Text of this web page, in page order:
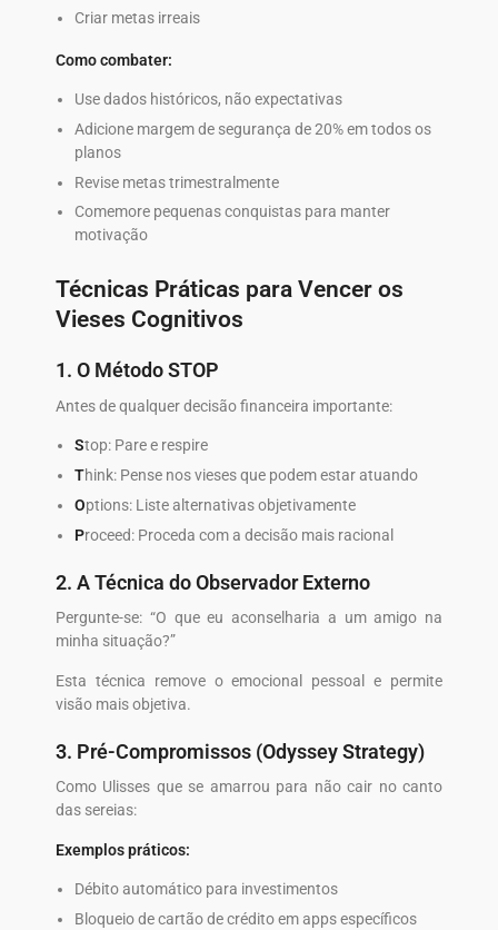
Criar metas irreais
Como combater:
Use dados históricos, não expectativas
Adicione margem de segurança de 20% em todos os
planos
Revise metas trimestralmente
Comemore pequenas conquistas para manter
motivação
Técnicas Práticas para Vencer os
Vieses Cognitivos
1. O Método STOP
Antes de qualquer decisão financeira importante:
Stop: Pare e respire
Think: Pense nos vieses que podem estar atuando
Options: Liste alternativas objetivamente
Proceed: Proceda com a decisão mais racional
2. A Técnica do Observador Externo
Pergunte-se: “O que eu aconselharia a um amigo na
minha situação?”
Esta técnica remove o emocional pessoal e permite
visão mais objetiva.
3. Pré-Compromissos (Odyssey Strategy)
Como Ulisses que se amarrou para não cair no canto
das sereias:
Exemplos práticos:
Débito automático para investimentos
Bloqueio de cartão de crédito em apps específicos